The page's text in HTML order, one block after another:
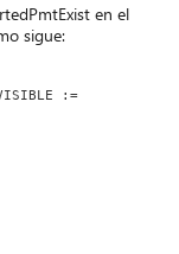
en el
sigue:
:=